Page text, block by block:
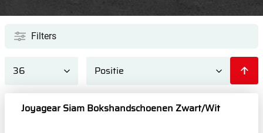
Filters
Joyagear Siam Bokshandschoenen Zwart/Wit